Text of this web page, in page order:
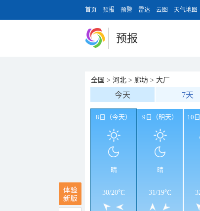
首页 预报 预警 雷达 云图 天气地图
预报
全国 > 河北 > 廊坊 > 大厂
今天 7天
8日（今天）
晴
30/20℃
9日（明天）
晴
31/19℃
10